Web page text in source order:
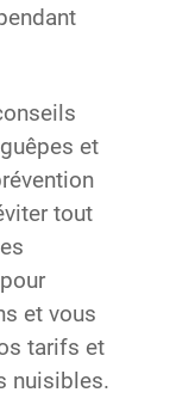
et
tout
et vous
tarifs et
nuisibles.